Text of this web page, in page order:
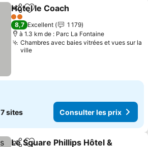
PartagerAjouter à mes favoris
Hotel le Coach
2 Étoiles
8,7 Excellent
1 179
à 1.3 km de : Parc La Fontaine
Chambres avec baies vitrées et vues sur la
ville
7 sites Consulter les prix
Le Square Phillips Hôtel &